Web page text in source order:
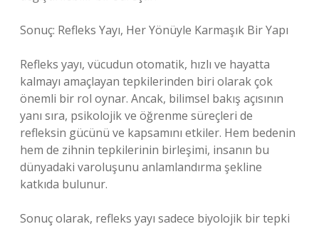
Sonuç: Refleks Yayı, Her Yönüyle Karmaşık Bir Yapı
Refleks yayı, vücudun otomatik, hızlı ve hayatta
kalmayı amaçlayan tepkilerinden biri olarak çok
önemli bir rol oynar. Ancak, bilimsel bakış açısının
yanı sıra, psikolojik ve öğrenme süreçleri de
refleksin gücünü ve kapsamını etkiler. Hem bedenin
hem de zihnin tepkilerinin birleşimi, insanın bu
dünyadaki varoluşunu anlamlandırma şekline
katkıda bulunur.
Sonuç olarak, refleks yayı sadece biyolojik bir tepki